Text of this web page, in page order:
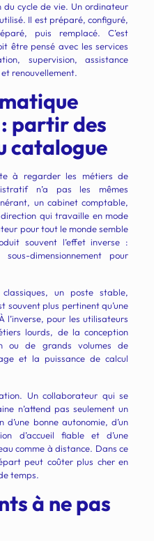
cycle de vie. Un ordinateur
Il est préparé, configuré,
puis remplacé. C’est
être pensé avec les services
supervision, assistance
renouvellement.
partir des
catalogue
à regarder les métiers de
n’a pas les mêmes
un cabinet comptable,
qui travaille en mode
pour tout le monde semble
souvent l’effet inverse :
dimensionnement pour
un poste stable,
souvent plus pertinent qu’une
l’inverse, pour les utilisateurs
lourds, de la conception
ou de grands volumes de
et la puissance de calcul
Un collaborateur qui se
n’attend pas seulement un
bonne autonomie, d’un
d’accueil fiable et d’une
comme à distance. Dans ce
peut coûter plus cher en
temps.
à ne pas